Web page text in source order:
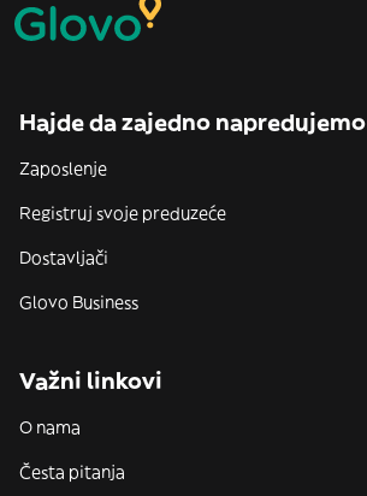
Hajde da zajedno napredujemo
Zaposlenje
Registruj svoje preduzeće
Dostavljači
Glovo Business
Važni linkovi
O nama
Česta pitanja